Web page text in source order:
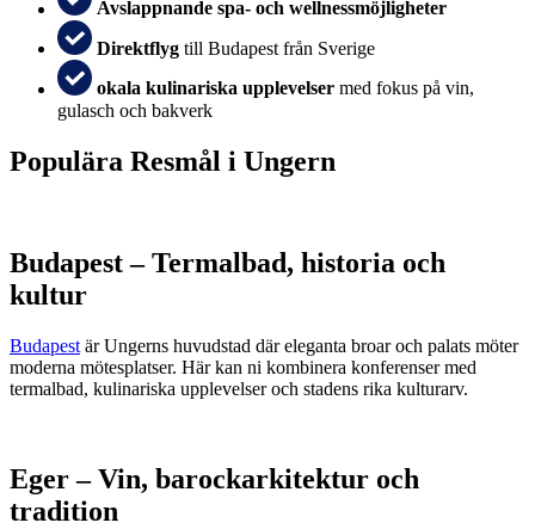
Avslappnande spa- och wellnessmöjligheter
Direktflyg till Budapest från Sverige
okala kulinariska upplevelser med fokus på vin,
gulasch och bakverk
Populära Resmål i Ungern
Budapest – Termalbad, historia och
kultur
Budapest är Ungerns huvudstad där eleganta broar och palats möter
moderna mötesplatser. Här kan ni kombinera konferenser med
termalbad, kulinariska upplevelser och stadens rika kulturarv.
Eger – Vin, barockarkitektur och
tradition